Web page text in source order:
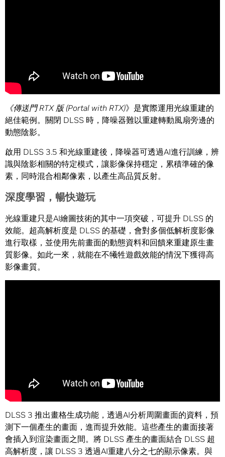
《傳送門 RTX 版 (Portal with RTX)》是實際運用光線重建的
絕佳範例。關閉 DLSS 時，降噪器難以重建轉動風扇旁邊的
動態陰影。
啟用 DLSS 3.5 和光線重建後，降噪器可透過AI進行訓練，辨
識與陰影相關的特定模式，讓影像保持穩定，累積準確的像
素，同時混合相鄰像素，以產生高品質反射。
深度學習，暢快遊玩
光線重建只是AI繪圖技術的其中一項突破，可提升 DLSS 的
效能。超高解析度是 DLSS 的基礎，會對多個低解析度影像
進行取樣，並使用先前畫面的動態資料和回饋來重建原生畫
質影像。如此一來，就能在不犧牲遊戲效能的情況下獲得高
影像畫質。
DLSS 3 推出畫格生成功能，透過AI分析周圍畫面的資料，預
測下一個產生的畫面，進而提升效能。這些產生的畫面接著
會插入到渲染畫面之間。將 DLSS 產生的畫面結合 DLSS 超
高解析度，讓 DLSS 3 透過AI重建八分之七的顯示像素。與